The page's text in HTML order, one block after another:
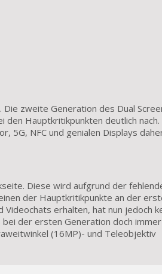
zweite Generation des Dual
Hauptkritikpunkten deutlich nach.
5G, NFC und genialen Displays
Diese wird aufgrund der
der Hauptkritikpunkte an der
erhalten, hat nun jedoch
der ersten Generation doch
(16MP)- und Teleobjektiv